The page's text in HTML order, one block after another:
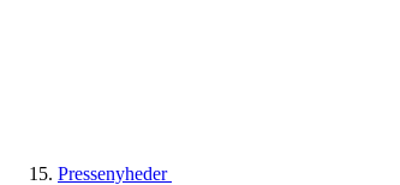
Pressenyheder